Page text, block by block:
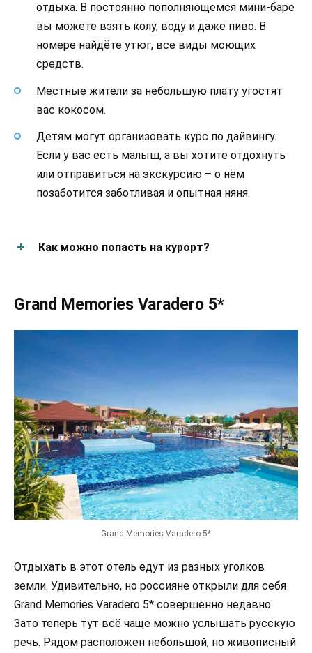
отдыха. В постоянно пополняющемся мини-баре
вы можете взять колу, воду и даже пиво. В
номере найдёте утюг, все виды моющих
средств.
Местные жители за небольшую плату угостят
вас кокосом.
Детям могут организовать курс по дайвингу.
Если у вас есть малыш, а вы хотите отдохнуть
или отправиться на экскурсию – о нём
позаботится заботливая и опытная няня.
Как можно попасть на курорт?
Grand Memories Varadero 5*
Grand Memories Varadero 5*
Отдыхать в этот отель едут из разных уголков
земли. Удивительно, но россияне открыли для себя
Grand Memories Varadero 5* совершенно недавно.
Зато теперь тут всё чаще можно услышать русскую
речь. Рядом расположен небольшой, но живописный